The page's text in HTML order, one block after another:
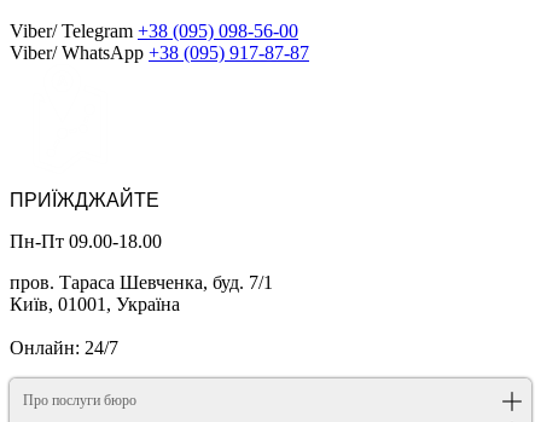
Viber/ Telegram +38 (095) 098-56-00
Viber/ WhatsApp +38 (095) 917-87-87
ПРИЇЖДЖАЙТЕ
Пн-Пт 09.00-18.00
пров. Тараса Шевченка, буд. 7/1
Київ, 01001, Україна
Онлайн: 24/7
Про послуги бюро